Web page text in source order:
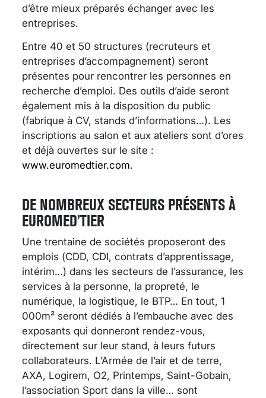
d’être mieux préparés échanger avec les
entreprises.
Entre 40 et 50 structures (recruteurs et
entreprises d’accompagnement) seront
présentes pour rencontrer les personnes en
recherche d’emploi. Des outils d’aide seront
également mis à la disposition du public
(fabrique à CV, stands d’informations…). Les
inscriptions au salon et aux ateliers sont d’ores
et déjà ouvertes sur le site :
www.euromedtier.com.
DE NOMBREUX SECTEURS PRÉSENTS À
EUROMED’TIER
Une trentaine de sociétés proposeront des
emplois (CDD, CDI, contrats d’apprentissage,
intérim…) dans les secteurs de l’assurance, les
services à la personne, la propreté, le
numérique, la logistique, le BTP… En tout, 1
000m² seront dédiés à l’embauche avec des
exposants qui donneront rendez-vous,
directement sur leur stand, à leurs futurs
collaborateurs. L’Armée de l’air et de terre,
AXA, Logirem, O2, Printemps, Saint-Gobain,
l’association Sport dans la ville… sont